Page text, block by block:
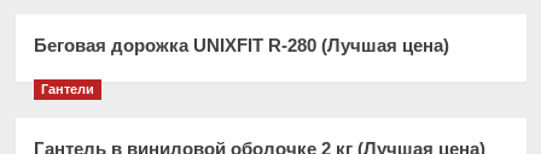
Беговая дорожка UNIXFIT R-280 (Лучшая цена)
Гантели
Гантель в виниловой оболочке 2 кг (Лучшая цена)